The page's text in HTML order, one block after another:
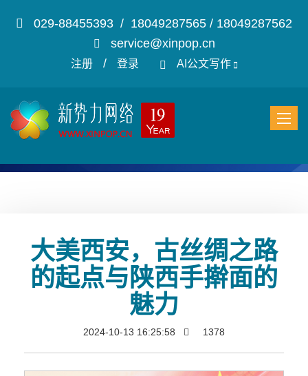
029-88455393 / 18049287565 / 18049287562
service@xinpop.cn
注册/ 登录 AI公文写作
大美西安，古丝绸之路
的起点与陕西手擀面的
魅力
2024-10-13 16:25:58 1378